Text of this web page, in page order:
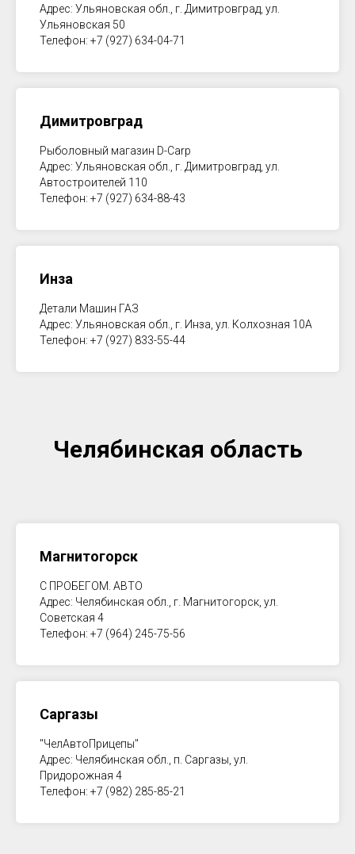
Адрес: Ульяновская обл., г. Димитровград, ул.
Ульяновская 50
Телефон: +7 (927) 634-04-71
Димитровград
Рыболовный магазин D-Carp
Адрес: Ульяновская обл., г. Димитровград, ул.
Автостроителей 110
Телефон: +7 (927) 634-88-43
Инза
Детали Машин ГАЗ
Адрес: Ульяновская обл., г. Инза, ул. Колхозная 10А
Телефон: +7 (927) 833-55-44
Челябинская область
Магнитогорск
С ПРОБЕГОМ. АВТО
Адрес: Челябинская обл., г. Магнитогорск, ул.
Советская 4
Телефон: +7 (964) 245-75-56
Саргазы
"ЧелАвтоПрицепы"
Адрес: Челябинская обл., п. Саргазы, ул.
Придорожная 4
Телефон: +7 (982) 285-85-21